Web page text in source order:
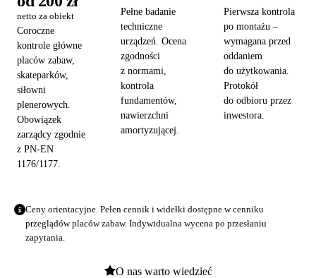
netto za obiekt
Coroczne
kontrole główne
placów zabaw,
skateparków,
siłowni
plenerowych.
Obowiązek
zarządcy zgodnie
z PN-EN
1176/1177.
Pełne badanie
techniczne
urządzeń. Ocena
zgodności
z normami,
kontrola
fundamentów,
nawierzchni
amortyzującej.
Pierwsza kontrola
po montażu –
wymagana przed
oddaniem
do użytkowania.
Protokół
do odbioru przez
inwestora.
Ceny orientacyjne. Pełen cennik i widełki dostępne wcenniku
przeglądów placów zabaw. Indywidualna wycena po przesłaniu
zapytania.
O nas warto wiedzieć